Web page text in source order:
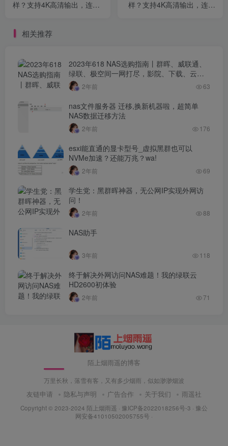
样？支持4K高清输出，连接
样？支持4K高清输出，连接
相关推荐
2023年618 NAS选购指南丨群晖、威联通、
绿联、极空间一网打尽，影院、下载、云服
务器2年前 63
nas文件服务器 迁移,换新机器啦，超简单
NAS数据迁移方法
2年前 176
esxi能直通的显卡型号_虚拟黑群也可以
NVMe加速？还能万兆？wa!
2年前 69
学生党：黑群晖神器，无公网IP实现外网访
问！
2年前 88
NAS助手
3年前 118
终于解决外网访问NAS难题！我的绿联云
HD2600初体验
2年前 71
陌上烟雨遥的博客
万里长秋，落雪有客，又有多少烟雨，似如渺渺烟波
友链申请 隐私与声明 广告合作 关于我们 雨遥社
Copyright © 2023-2024 陌上烟雨遥 · 豫ICP备2022018256号-3 · 豫公
网安备41010502005755号 ·